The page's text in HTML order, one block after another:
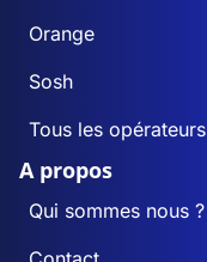
Orange
Sosh
Tous les opérateurs
A propos
Qui sommes nous ?